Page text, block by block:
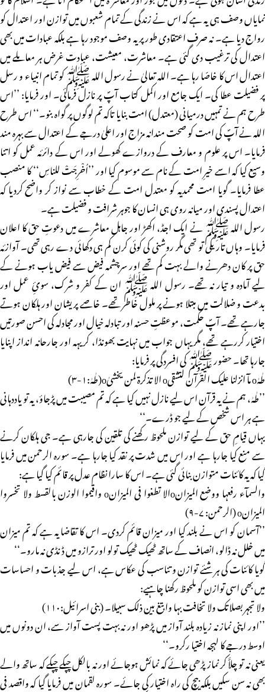
نمایاں وصف ہی یہ ہے کہ اس نے زندگی کے تمام شعبوں میں توازن اور اعتدال کو
رواج دیا ہے۔ نہ صرف اعتقادی طور پر یہ وصف موجود رہا ہے بلکہ عبادات میں بھی
اعتدال کی ترغیب دی گئی ہے۔ معاشرت، معیشت، عبادت غرض ہر معاملے میں
اعتدال اس کا خاصّا رہا ہے۔ اللہ تعالیٰ نے رسول اللہ ﷺ کو تمام انبیاء و رسل
پر فضیلت عطا کی۔ ایک جامع اور اکمل کتاب آپؐ پر نازل فرمائی۔ اور فرمایا: ’’اس
طرح ہم نے تمہیں درمیانی (معتدل) امت بنایا تاکہ تم لوگوں پر گواہ بنو۔‘‘ اس طرح
اللہ نے آپؐ کی امت کو صحت مندانہ مزاج اور اعلیٰ درجے کے اعتدال سے بہرہ مند
فرمایا۔ اس پر علوم و معارف کے دروازے کھولے اور اس کے دائرئہ عمل کو اتنا
وسیع کیا کہ اسے خیرِ امت کے نام سے موسوم کیا اور ’’اُخْرِجَتْ للناسِ‘‘ کا منصب
عطا فرمایا۔ گویا امت محمدیہ کو معتدل امت کے خطاب سے نواز کر واضح کردیا کہ
اعتدال پسندی اور میانہ روی ہی انسان کا جوہر شرافت و فضیلت ہے۔
رسول اللہ ﷺ نے ایک اجڈ، اکھڑ اور جاہل معاشرے میں دعوتِ حق کا اعلان
فرمایا۔ وہاں تاریکی تو تھی مگر روشنی کی کوئی کرن کم ہی دکھائی دے رہی تھی۔ آوازئہ
حق پر کان دھرنے والے بہت کم تھے اور سرچشمہ فیض سے فیض یاب ہونے کے
لیے آمادہ و تیار نہ تھے۔ رسول اللہ ﷺ ان کے کفر و شرک، سوئِ عمل اور
بدعت و ضلالت میں مبتلا ہونے پر ملول خاطر تھے۔ خاصے پریشان اور ہلکان ہوتے
جارہے تھے۔ آپؐ حکمت، موعظتِ حسنہ اور تبادلہ خیال اور مجادلہ کی احسن صورتیں
اختیار کررہے تھے، مگر یہاں جواب میں نہایت بھونڈا، کریہہ اور جارحانہ انداز اپنایا
جارہا تھا۔ حضور ﷺ کی افسردگی پر فرمایا:
طٰہٰo مآ انزلنا علیک القرآن لتشقیo الا تذکرۃ لمن یخشیٰo(طٰہٰ:۱-۳)
’’طٰہٰ، ہم نے یہ قرآن اس لیے نازل نہیں کیا ہے کہ تم مصیبت میں پڑجاؤ، یہ تو یاددہانی
ہے ہر اس شخص کے لیے جو ڈرے۔‘‘
یہاں قیامِ حق کے لیے توازن ملحوظ رکھنے کی تلقین کی جارہی ہے۔ جی ہلکان کرنے
سے منع کیا جارہا ہے اور اس میں شدت پر نقد کیا جارہا ہے۔ سورہ الرحمن میں فرمایا
گیا کہ یہ کائنات متوازن بنائی گئی ہے۔ اس کا سارا نظام عدل پر قائم کیا گیا ہے:
والسمآء رفعہا ووضع المیزانoالا تطغوا فی المیزانo واقیموا الوزن بالقسط ولا تخسروا
المیزانo (الرحمن: ۷-۹)
’’آسمان کو اس نے بلند کیا اور میزان قائم کردی۔ اس کا تقاضا یہ ہے کہ تم میزان
میں خلل نہ ڈالو، انصاف کے ساتھ ٹھیک ٹھیک تولو اور ترازو میں ڈنڈی نہ مارو۔‘‘
گویا کائنات کی ہر شئے توازن و تناسب کی عکاس ہے، اس لیے جذبات و احساسات
میں بھی اسی توازن کو ملحوظ رکھنا چاہیے:
ولا تجہر بصلاتک ولا تخافت بہا وابتغ بین ذلک سبیلا۔ (بنی اسرائیل:۱۱۰)
’’اور اپنی نماز نہ زیادہ بلند آواز میں پڑھو اور نہ بہت پست آواز سے، ان دونوں میں
اوسط درجے کا لہجہ اختیا رکرو۔‘‘
یعنی نہ تو چلاَّ کر نماز پڑھی جائے کہ نمائش ہوجائے اور نہ بالکل چپکے چپکے کہ ساتھ والے
بھی نہ سن سکیں بلکہ بیچ کی راہ اختیار کی جائے۔ سورہ لقمان میں فرمایا گیا کہ واقصد فی